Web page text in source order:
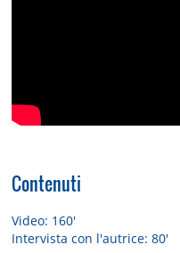
Contenuti
Video: 160'
Intervista con l'autrice: 80'